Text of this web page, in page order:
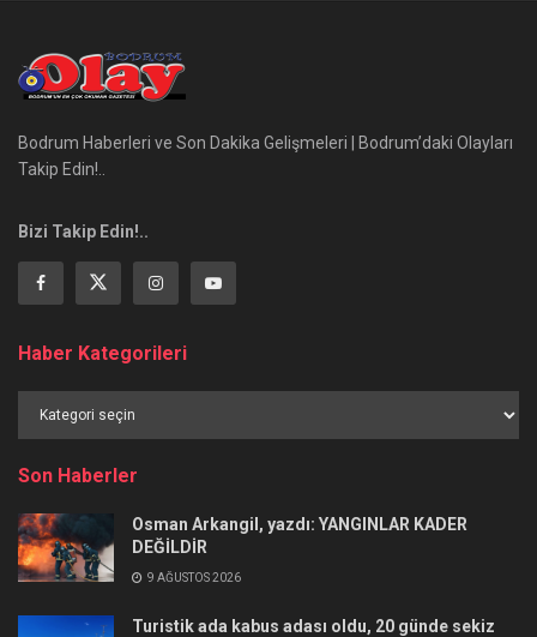
Bodrum Haberleri ve Son Dakika Gelişmeleri | Bodrum’daki Olayları
Takip Edin!..
Bizi Takip Edin!..
Haber Kategorileri
Kategorileri
Son Haberler
Osman Arkangil, yazdı: YANGINLAR KADER
DEĞİLDİR
9 AĞUSTOS 2026
Turistik ada kabus adası oldu, 20 günde sekiz